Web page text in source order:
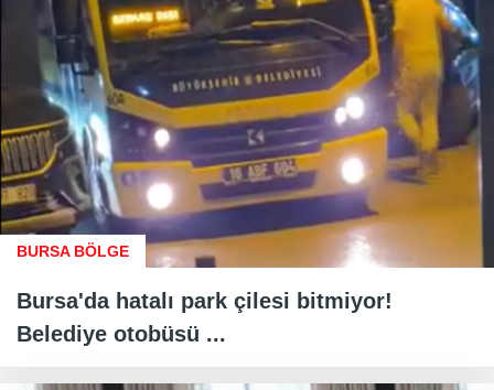
BURSA BÖLGE
Bursa'da hatalı park çilesi bitmiyor!
Belediye otobüsü ...